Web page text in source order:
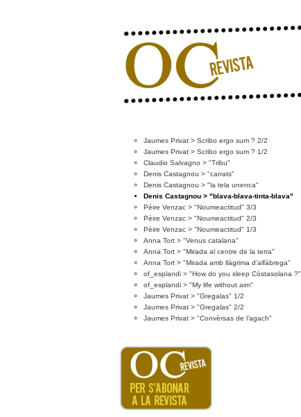
Jaumes Privat > Scribo ergo sum ? 2/2
Jaumes Privat > Scribo ergo sum ? 1/2
Claudio Salvagno > "Tribu"
Denis Castagnou > "carrats"
Denis Castagnou > "la tela unenca"
Denis Castagnou > "blava-blava-tinta-blava"
Pèire Venzac > "Noumeactitud" 3/3
Pèire Venzac > "Noumeactitud" 2/3
Pèire Venzac > "Noumeactitud" 1/3
Anna Tort > "Venus catalana"
Anna Tort > "Mirada al centre de la terra"
Anna Tort > "Mirada amb llàgrima d’alfàbrega"
of_esplandi > "How do you sleep Còstasolana ?"
of_esplandi > "My life without aim"
Jaumes Privat > "Gregalas" 1/2
Jaumes Privat > "Gregalas" 2/2
Jaumes Privat > "Convèrsas de l’agach"